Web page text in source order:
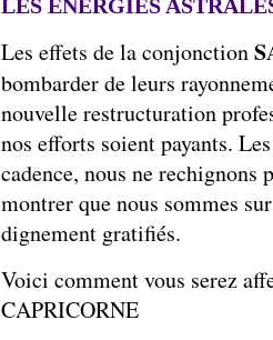
LES ENERGIES
Les effets de la conjonction
bombarder de leurs
nouvelle restructuration
nos efforts soient payants.
cadence, nous ne rechignons
montrer que nous sommes
dignement gratifiés.
Voici comment vous serez
CAPRICORNE